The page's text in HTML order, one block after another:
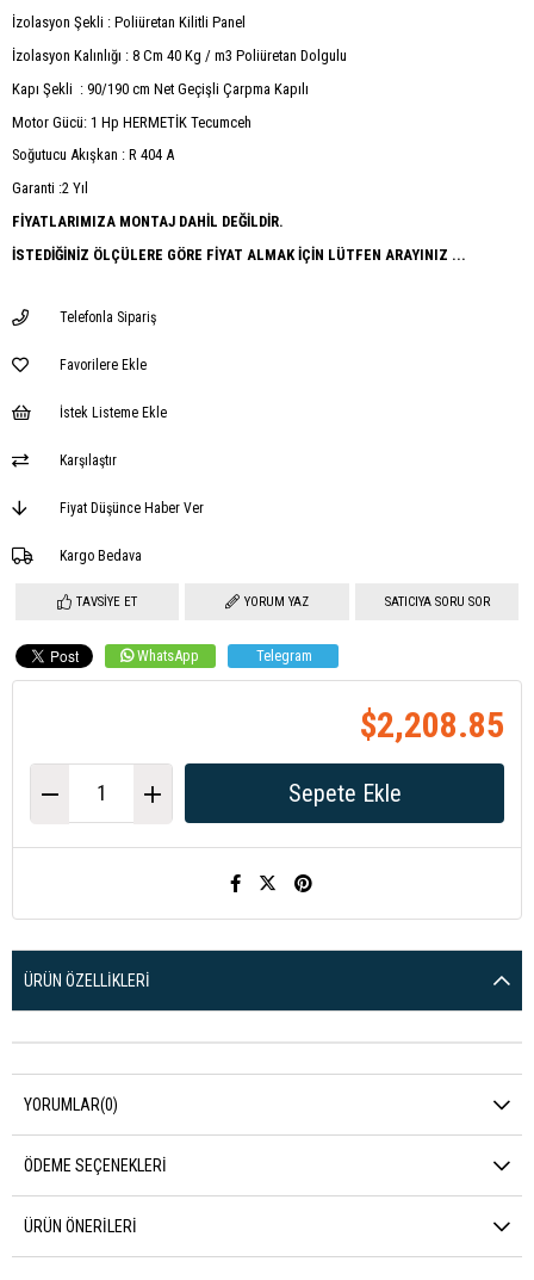
İzolasyon Şekli : Poliüretan Kilitli Panel
İzolasyon Kalınlığı : 8 Cm 40 Kg / m3 Poliüretan Dolgulu
Kapı Şekli : 90/190 cm Net Geçişli Çarpma Kapılı
Motor Gücü: 1 Hp HERMETİK Tecumceh
Soğutucu Akışkan : R 404 A
Garanti :2 Yıl
FİYATLARIMIZA MONTAJ DAHİL DEĞİLDİR.
İSTEDİĞİNİZ ÖLÇÜLERE GÖRE FİYAT ALMAK İÇİN LÜTFEN ARAYINIZ ...
Telefonla Sipariş
Favorilere Ekle
İstek Listeme Ekle
Karşılaştır
Fiyat Düşünce Haber Ver
Kargo Bedava
TAVSIYE ET YORUM YAZ SATICIYA SORU SOR
WhatsApp Telegram
$2,208.85
ÜRÜN ÖZELLIKLERI
YORUMLAR(0)
ÖDEME SEÇENEKLERI
ÜRÜN ÖNERILERI